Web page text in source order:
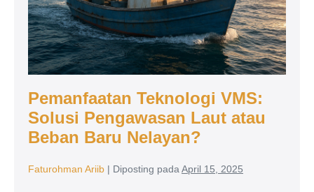
Pemanfaatan Teknologi VMS:
Solusi Pengawasan Laut atau
Beban Baru Nelayan?
Faturohman Ariib | Diposting pada April 15, 2025